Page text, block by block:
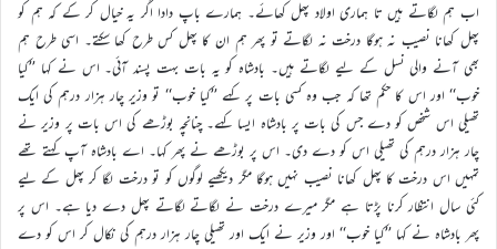
اب ہم لگاتے ہیں تا ہماری اولاد پھل کھائے۔ ہمارے باپ دادا اگر یہ خیال کر کے کہ ہم کو
پھل کھانا نصیب نہ ہوگا درخت نہ لگاتے تو پھر ہم ان کا پھل کس طرح کھا سکتے۔ اسی طرح ہم
بھی آنے والی نسل کے لیے لگاتے ہیں۔ بادشاہ کو یہ بات بہت پسند آئی۔ اس نے کہا ’’کیا
خوب‘‘ اور اس کا حکم تھا کہ جب وہ کسی بات پر کہے ’’کیا خوب‘‘ تو وزیر چار ہزار درہم کی ایک
تھیلی اس شخص کو دے جس کی بات پر بادشاہ ایسا کہے۔ چنانچہ بوڑھے کی اس بات پر وزیر نے
چار ہزار درہم کی تھیلی اس کو دے دی۔ اس پر بوڑھے نے پھر کہا۔ اے بادشاہ آپ کہتے تھے
تمہیں اس درخت کا پھل کھانا نصیب نہیں ہوگا مگر دیکھیے لوگوں کو تو درخت لگا کر پھل کے لیے
کئی سال انتظار کرنا پڑتا ہے مگر میرے درخت نے لگاتے لگاتے پھل دے دیا ہے۔ اس پر
پھر بادشاہ نے کہا ’’کیا خوب‘‘ اور وزیر نے ایک اور تھیلی چار ہزار درہم کی نکال کر اس کو دے